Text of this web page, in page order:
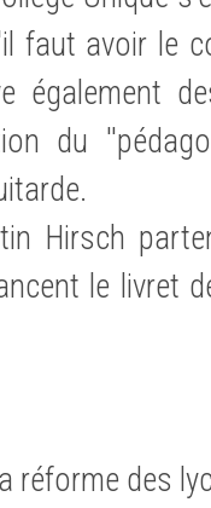
avoir le
également
du
Hirsch
le livret
réforme des